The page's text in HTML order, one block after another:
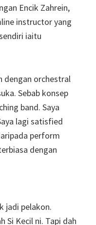
Encik Zahrein,
instructor yang
iaitu
dengan orchestral
Sebab konsep
band. Saya
lagi satisfied
perform
dengan
jadi pelakon.
Si Kecil ni. Tapi dah